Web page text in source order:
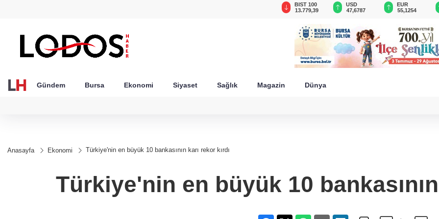
BIST 100
13.779,39
USD
47,6787
EUR
55,1254
Gündem Bursa Ekonomi Siyaset Sağlık Magazin Dünya
Anasayfa Ekonomi Türkiye'nin en büyük 10 bankasının karı rekor kırdı
Türkiye'nin en büyük 10 bankasının